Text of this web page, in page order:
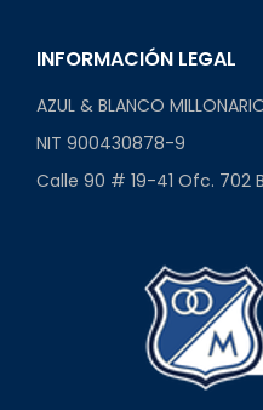
INFORMACIÓN LEGAL
AZUL & BLANCO
NIT 900430878-9
Calle 90 # 19-41 Ofc. 702